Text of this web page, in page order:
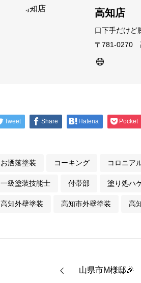
高知店
口下手だけど
〒781-0270
Tweet Share Hatena Pocket
お洒落塗装 コーキング コロニア
一級塗装技能士 付帯部 塗り処ハ
高知外壁塗装 高知市外壁塗装 高
山県市M様邸🎉